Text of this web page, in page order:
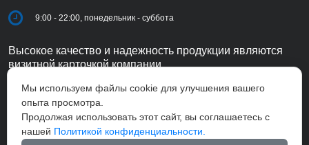
9:00 - 22:00, понедельник - суббота
Высокое качество и надежность продукции являются
визитной карточкой компании.
Мы используем файлы cookie для улучшения вашего
опыта просмотра.
Продолжая использовать этот сайт, вы соглашаетесь с
нашей Политикой конфиденциальности.